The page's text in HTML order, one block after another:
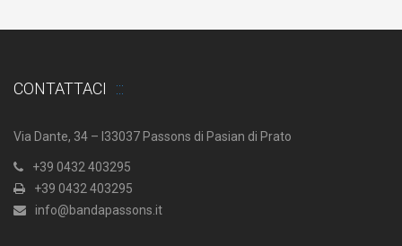
CONTATTACI
Via Dante, 34 – I33037 Passons di Pasian di Prato
+39 0432 403295
+39 0432 403295
info@bandapassons.it